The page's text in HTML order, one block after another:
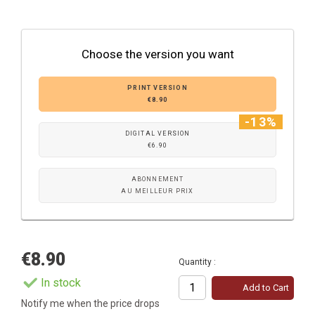
Choose the version you want
PRINT VERSION
€8.90
DIGITAL VERSION
€6.90
-13%
ABONNEMENT
AU MEILLEUR PRIX
€8.90
In stock
Quantity :
Add to Cart
Notify me when the price drops